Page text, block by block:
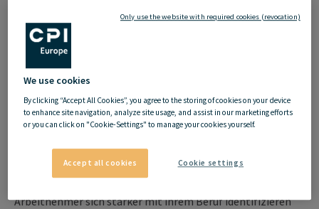
führen kann.
Remote-Arbeit als Teil
von «New Work»
Die Arbeitswelt von "New Work
Arbeitnehmer sich stärker mit ihrem Beruf identifizieren
We use cookies
By clicking “Accept All Cookies”, you agree to the storing of cookies on your device
to enhance site navigation, analyze site usage, and assist in our marketing efforts
or you can click on "Cookie-Settings" to manage your cookies yourself.
Accept all cookies Cookie settings
Only use the website with required cookies (revocation)